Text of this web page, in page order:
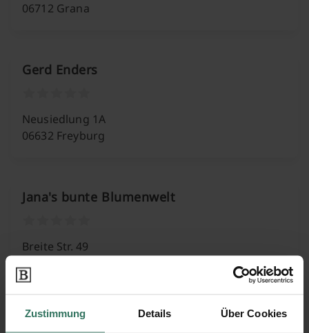
Zustimmung Details Über Cookies
06712 Grana
Gerd Enders
Neusiedlung 1A
06632 Freyburg
Jana's bunte Blumenwelt
Breite Str. 49
Paul Mokros